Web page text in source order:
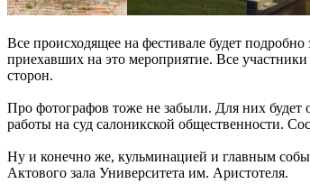
Все происходящее на фестивале будет
приехавших на это мероприятие. Все
сторон.
Про фотографов тоже не забыли. Для них будет
работы на суд салоникской общественности.
Ну и конечно же, кульминацией и главным
Актового зала Университета им. Аристотеля.